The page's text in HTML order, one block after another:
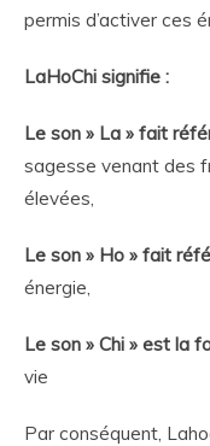
permis d’activer ces
LaHoChi signifie :
Le son » La » fait
sagesse venant des
élevées,
Le son » Ho » fait
énergie,
Le son » Chi » est la
vie
Par conséquent,